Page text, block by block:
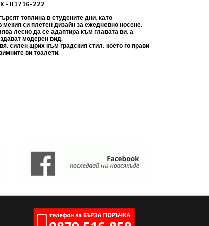
- II1716-222
топлина в студените дни, като
си плетен дизайн за ежедневно носене.
лесно да се адаптира към главата ви, а
модерен вид.
силен щрих към градския стил, което го прави
ви тоалети.